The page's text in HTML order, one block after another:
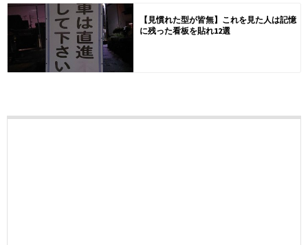
【見慣れた型が皆無】これを見た人は記憶
に残った看板を貼れ12選